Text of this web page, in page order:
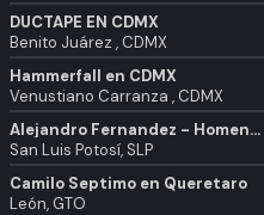
DUCTAPE EN CDMX
Benito Juárez , CDMX
Hammerfall en CDMX
Venustiano Carranza , CDMX
Alejandro Fernandez - Homenaje a mi Padre
San Luis Potosí, SLP
Camilo Septimo en Queretaro
León, GTO